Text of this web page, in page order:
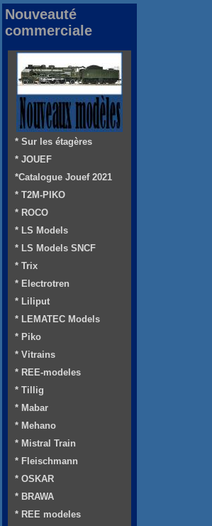
Nouveauté
commerciale
* Sur les étagères
* JOUEF
*Catalogue Jouef 2021
* T2M-PIKO
* ROCO
* LS Models
* LS Models SNCF
* Trix
* Electrotren
* Liliput
* LEMATEC Models
* Piko
* Vitrains
* REE-modeles
* Tillig
* Mabar
* Mehano
* Mistral Train
* Fleischmann
* OSKAR
* BRAWA
* REE modeles